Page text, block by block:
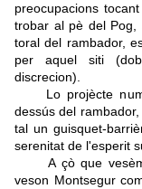
preocupacions
trobar al pè del Pog,
toral del rambador,
per aquel siti
discrecion).
Lo projècte
dessús del
tal un guisquet-
serenitat de l'esperit
A çò que vesèm,
veson Montsegur